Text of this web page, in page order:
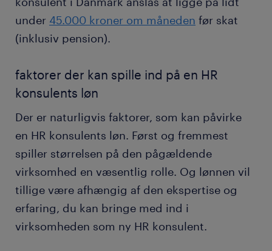
under 45.000 kroner om måneden før skat
(inklusiv pension).
faktorer der kan spille ind på en HR
konsulents løn
Der er naturligvis faktorer, som kan påvirke
en HR konsulents løn. Først og fremmest
spiller størrelsen på den pågældende
virksomhed en væsentlig rolle. Og lønnen vil
tillige være afhængig af den ekspertise og
erfaring, du kan bringe med ind i
virksomheden som ny HR konsulent.